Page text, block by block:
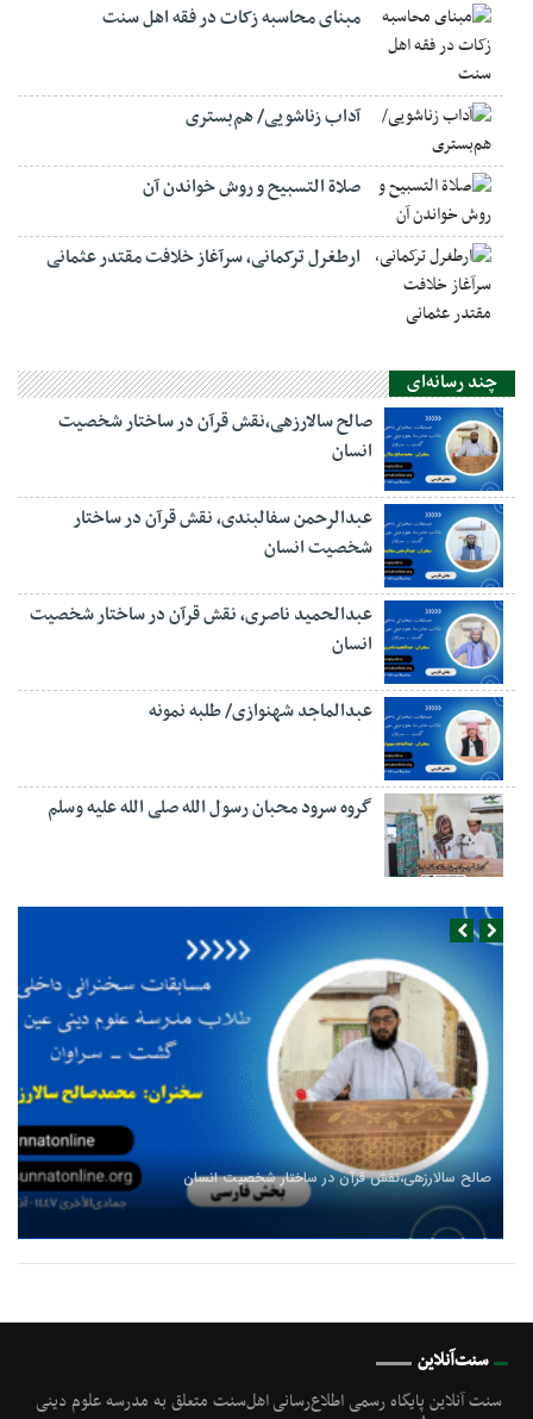
مبنای محاسبه زکات در فقه اهل سنت
آداب زناشویی/ هم‌بستری
صلاة التسبيح و روش خواندن آن
ارطغرل ترکمانی، سرآغاز خلافت مقتدر عثمانی
چند رسانه‌ای
صالح سالارزهی،‌نقش قرآن در ساختار شخصیت
انسان
عبدالرحمن سفالبندی، نقش قرآن در ساختار
شخصیت انسان
عبدالحمید ناصری، نقش قرآن در ساختار شخصیت
انسان
عبدالماجد شهنوازی/ طلبه نمونه
گروه سرود محبان رسول الله صلی الله علیه وسلم
صالح سالارزهی،‌نقش قرآن در ساختار شخصیت انسان
سنت‌آنلاین
سنت آنلاین پایگاه رسمی اطلاع‌رسانی اهل‌سنت متعلق به مدرسه علوم دینی